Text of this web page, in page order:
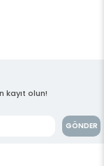
kayıt olun!
GÖNDER